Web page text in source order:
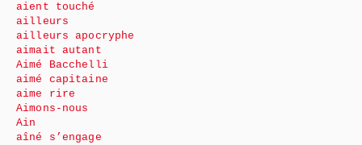
aient touché
ailleurs
ailleurs apocryphe
aimait autant
Aimé Bacchelli
aimé capitaine
aime rire
Aimons-nous
Ain
aîné s’engage